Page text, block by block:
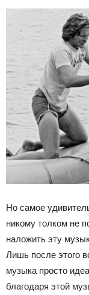
Но самое
никому толком не
наложить эту
Лишь после этого
музыка просто
благодаря этой